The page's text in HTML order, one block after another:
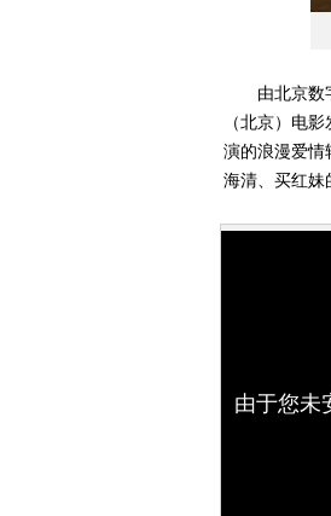
由北京数字
（北京）电
演的浪漫爱情
海清、买红妹
由于您未